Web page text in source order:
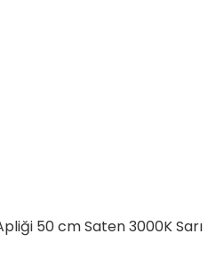
50 cm Saten 3000K Sarı